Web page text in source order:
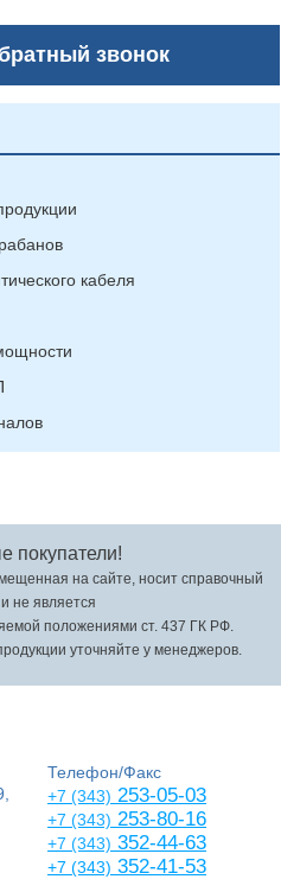
звонок
кабеля
покупатели!
на сайте, носит справочный
не является
положениями ст. 437 ГК РФ.
уточняйте у менеджеров.
Телефон/Факс
+7 (343) 253-05-03
+7 (343) 253-80-16
+7 (343) 352-44-63
+7 (343) 352-41-53